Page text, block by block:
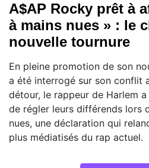
A$AP Rocky prêt à
à mains nues » : le
nouvelle tournure
En pleine promotion de son
a été interrogé sur son conflit
détour, le rappeur de Harlem
de régler leurs différends lors
nues, une déclaration qui
plus médiatisés du rap actuel.